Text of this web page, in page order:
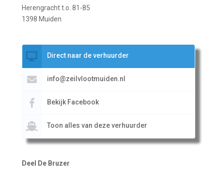
Herengracht t.o. 81-85
1398 Muiden
Direct naar de verhuurder
info@zeilvlootmuiden.nl
Bekijk Facebook
Toon alles van deze verhuurder
Deel De Bruzer